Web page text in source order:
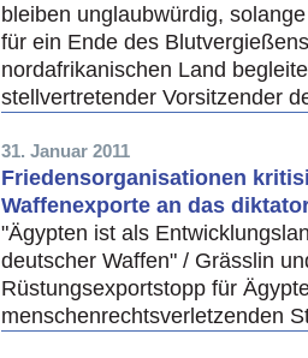
bleiben unglaubwürdig,
für ein Ende des
nordafrikanischen Land
stellvertretender Vorsitzender
31. Januar 2011
Friedensorganisationen
Waffenexporte an das
"Ägypten ist als
deutscher Waffen" / Grässlin
Rüstungsexportstopp für
menschenrechtsverletzenden